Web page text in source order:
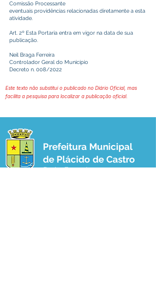
Comissão Processante
eventuais providências relacionadas diretamente a esta
atividade.
Art. 2º Esta Portaria entra em vigor na data de sua
publicação.
Neil Braga Ferreira
Controlador Geral do Município
Decreto n. 008/2022
Este texto não substitui o publicado no Diário Oficial, mas
facilita a pesquisa para localizar a publicação oficial.
Prefeitura Municipal
de Plácido de Castro
Poder Executivo